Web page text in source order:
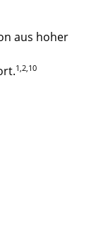
aus hoher
1,2,10